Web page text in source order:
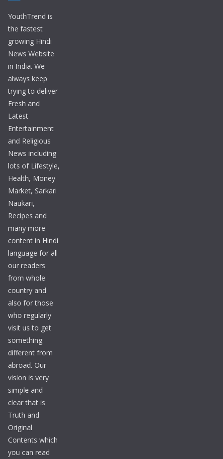
YouthTrend is
the fastest
growing Hindi
News Website
in India. We
always keep
trying to deliver
Fresh and
Latest
Entertainment
and Religious
News including
lots of Lifestyle,
Health, Money
Market, Sarkari
Naukari,
Recipes and
many more
content in Hindi
language for all
our readers
from whole
country and
also for those
who regularly
visit us to get
something
different from
abroad. Our
vision is very
simple and
clear that is
Truth and
Original
Contents which
you can read